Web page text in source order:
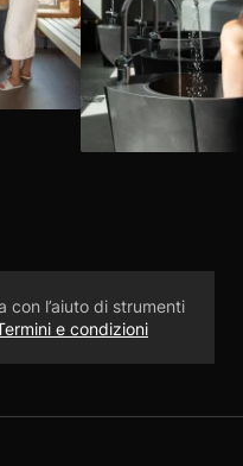
l’aiuto di strumenti
e condizioni